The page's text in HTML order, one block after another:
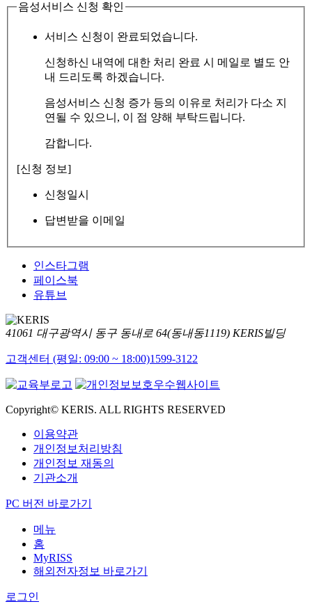
음성서비스 신청 확인
서비스 신청이 완료되었습니다.
신청하신 내역에 대한 처리 완료 시 메일로 별도 안
내 드리도록 하겠습니다.
음성서비스 신청 증가 등의 이유로 처리가 다소 지
연될 수 있으니, 이 점 양해 부탁드립니다.
감합니다.
[신청 정보]
신청일시
답변받을 이메일
인스타그램
페이스북
유튜브
41061 대구광역시 동구 동내로 64(동내동1119) KERIS빌딩
고객센터 (평일: 09:00 ~ 18:00)1599-3122
Copyright© KERIS. ALL RIGHTS RESERVED
이용약관
개인정보처리방침
개인정보 재동의
기관소개
PC 버전 바로가기
메뉴
홈
MyRISS
해외전자정보 바로가기
로그인